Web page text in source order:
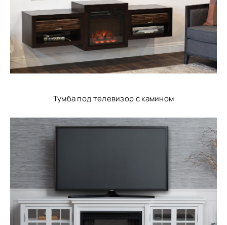
Тумба под телевизор с камином